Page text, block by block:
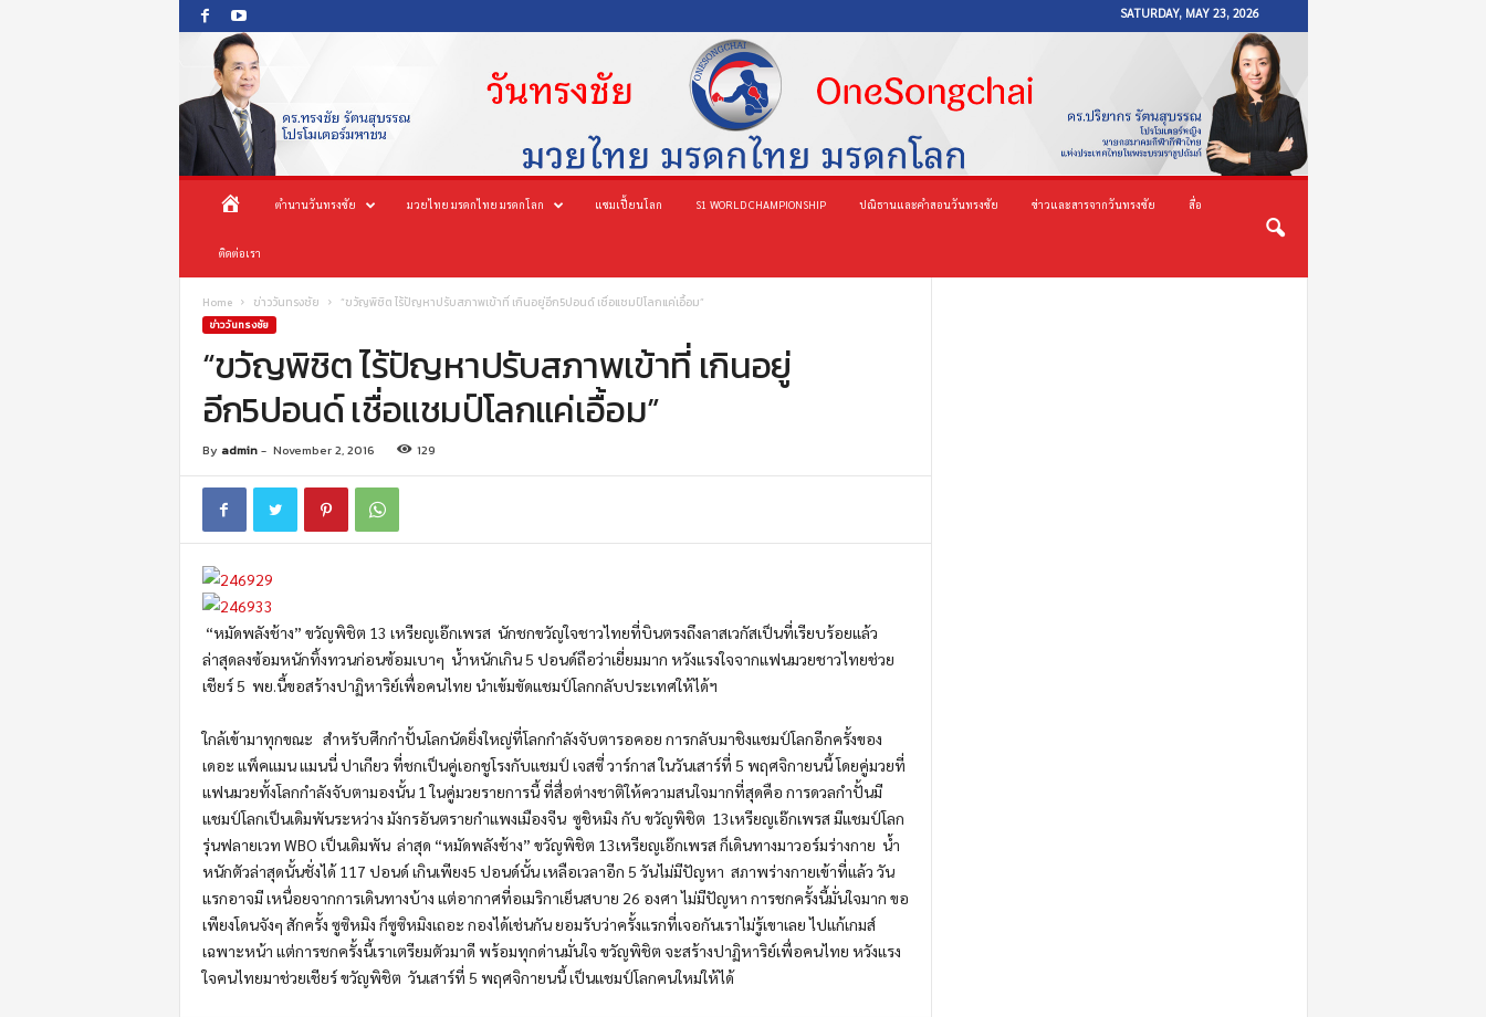
SATURDAY, MAY 23, 2026
O
o
น้
า
แ
ร
ก
ตำนานวันทรงชัย มวยไทย มรดกไทย มรดกโลก แชมเปี้ยนโลก S1 WORLD CHAMPIONSHIP ปณิธานและคำสอนวันทรงชัย ข่าวและสารจากวันทรงชัย สื่อ
ติดต่อเรา
Home ข่าววันทรงชัย “ขวัญพิชิต ไร้ปัญหาปรับสภาพเข้าที่ เกินอยู่อีก5ปอนด์ เชื่อแชมป์โลกแค่เอื้อม”
ข่าววันทรงชัย
“ขวัญพิชิต ไร้ปัญหาปรับสภาพเข้าที่ เกินอยู่
อีก5ปอนด์ เชื่อแชมป์โลกแค่เอื้อม”
By admin- November 2, 2016 129
“หมัดพลังช้าง” ขวัญพิชิต 13 เหรียญเอ๊กเพรส นักชกขวัญใจชาวไทยที่บินตรงถึงลาสเวกัสเป็นที่เรียบร้อยแล้ว
ล่าสุดลงซ้อมหนักทิ้งทวนก่อนซ้อมเบาๆ น้ำหนักเกิน 5 ปอนด์ถือว่าเยี่ยมมาก หวังแรงใจจากแฟนมวยชาวไทยช่วย
เชียร์ 5 พย.นี้ขอสร้างปาฏิหาริย์เพื่อคนไทย นำเข้มขัดแชมป์โลกกลับประเทศให้ได้ฯ
ใกล้เข้ามาทุกขณะ สำหรับศึกกำปั้นโลกนัดยิ่งใหญ่ที่โลกกำลังจับตารอคอย การกลับมาชิงแชมป์โลกอีกครั้งของ
เดอะ แพ็คแมน แมนนี่ ปาเกียว ที่ชกเป็นคู่เอกชูโรงกับแชมป์ เจสซี่ วาร์กาส ในวันเสาร์ที่ 5 พฤศจิกายนนี้ โดยคู่มวยที่
แฟนมวยทั้งโลกกำลังจับตามองนั้น 1 ในคู่มวยรายการนี้ ที่สื่อต่างชาติให้ความสนใจมากที่สุดคือ การดวลกำปั้นมี
แชมป์โลกเป็นเดิมพันระหว่าง มังกรอันตรายกำแพงเมืองจีน ซูชิหมิง กับ ขวัญพิชิต 13เหรียญเอ๊กเพรส มีแชมป์โลก
รุ่นฟลายเวท WBO เป็นเดิมพัน ล่าสุด “หมัดพลังช้าง” ขวัญพิชิต 13เหรียญเอ๊กเพรส ก็เดินทางมาวอร์มร่างกาย น้ำ
หนักตัวล่าสุดนั้นชั่งได้ 117 ปอนด์ เกินเพียง5 ปอนด์นั้น เหลือเวลาอีก 5 วันไม่มีปัญหา สภาพร่างกายเข้าที่แล้ว วัน
แรกอาจมี เหนื่อยจากการเดินทางบ้าง แต่อากาศที่อเมริกาเย็นสบาย 26 องศา ไม่มีปัญหา การชกครั้งนี้มั่นใจมาก ขอ
เพียงโดนจังๆ สักครั้ง ซูซิหมิง ก็ซูซิหมิงเถอะ กองได้เช่นกัน ยอมรับว่าครั้งแรกที่เจอกันเราไม่รู้เขาเลย ไปแก้เกมส์
เฉพาะหน้า แต่การชกครั้งนี้เราเตรียมตัวมาดี พร้อมทุกด่านมั่นใจ ขวัญพิชิต จะสร้างปาฏิหาริย์เพื่อคนไทย หวังแรง
ใจคนไทยมาช่วยเชียร์ ขวัญพิชิต วันเสาร์ที่ 5 พฤศจิกายนนี้ เป็นแชมป์โลกคนใหม่ให้ได้